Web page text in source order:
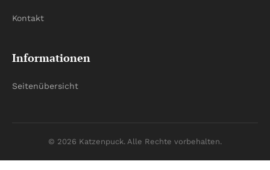
Kontakt
Informationen
Seitenübersicht
© 2026 Katzenpuck. Alle Rechte vorbehalten.